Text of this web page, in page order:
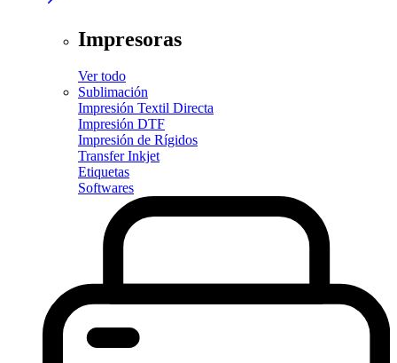
Impresoras
Ver todo
Sublimación
Impresión Textil Directa
Impresión DTF
Impresión de Rígidos
Transfer Inkjet
Etiquetas
Softwares